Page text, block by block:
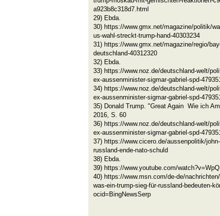
a923b8c318d7.html
29) Ebda.
30) https://www.gmx.net/magazine/politik/
us-wahl-streckt-trump-hand-40303234
31) https://www.gmx.net/magazine/regio/
deutschland-40312320
32) Ebda.
33) https://www.noz.de/deutschland-welt/
ex-aussenminister-sigmar-gabriel-spd-
34) https://www.noz.de/deutschland-welt/
ex-aussenminister-sigmar-gabriel-spd-
35) Donald Trump. "Great Again Wie ich
2016, S. 60
36) https://www.noz.de/deutschland-welt/
ex-aussenminister-sigmar-gabriel-spd-
37) https://www.cicero.de/aussenpolitik/
russland-ende-nato-schuld
38) Ebda.
39) https://www.youtube.com/
40) https://www.msn.com/de-de/
was-ein-trump-sieg-für-russland-bedeuten-
ocid=BingNewsSerp